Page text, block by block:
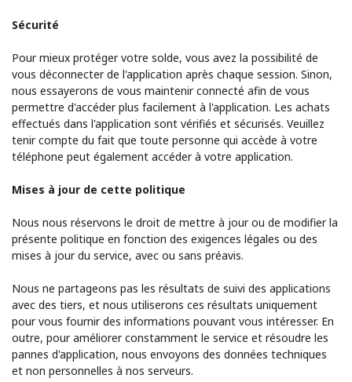
Sécurité
Pour mieux protéger votre solde, vous avez la possibilité de
vous déconnecter de l'application après chaque session. Sinon,
nous essayerons de vous maintenir connecté afin de vous
permettre d'accéder plus facilement à l'application. Les achats
effectués dans l'application sont vérifiés et sécurisés. Veuillez
tenir compte du fait que toute personne qui accède à votre
téléphone peut également accéder à votre application.
Mises à jour de cette politique
Nous nous réservons le droit de mettre à jour ou de modifier la
présente politique en fonction des exigences légales ou des
mises à jour du service, avec ou sans préavis.
Nous ne partageons pas les résultats de suivi des applications
avec des tiers, et nous utiliserons ces résultats uniquement
pour vous fournir des informations pouvant vous intéresser. En
outre, pour améliorer constamment le service et résoudre les
pannes d'application, nous envoyons des données techniques
et non personnelles à nos serveurs.